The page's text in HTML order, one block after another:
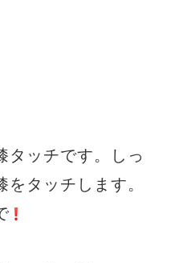
タッチです。しっ
タッチします。